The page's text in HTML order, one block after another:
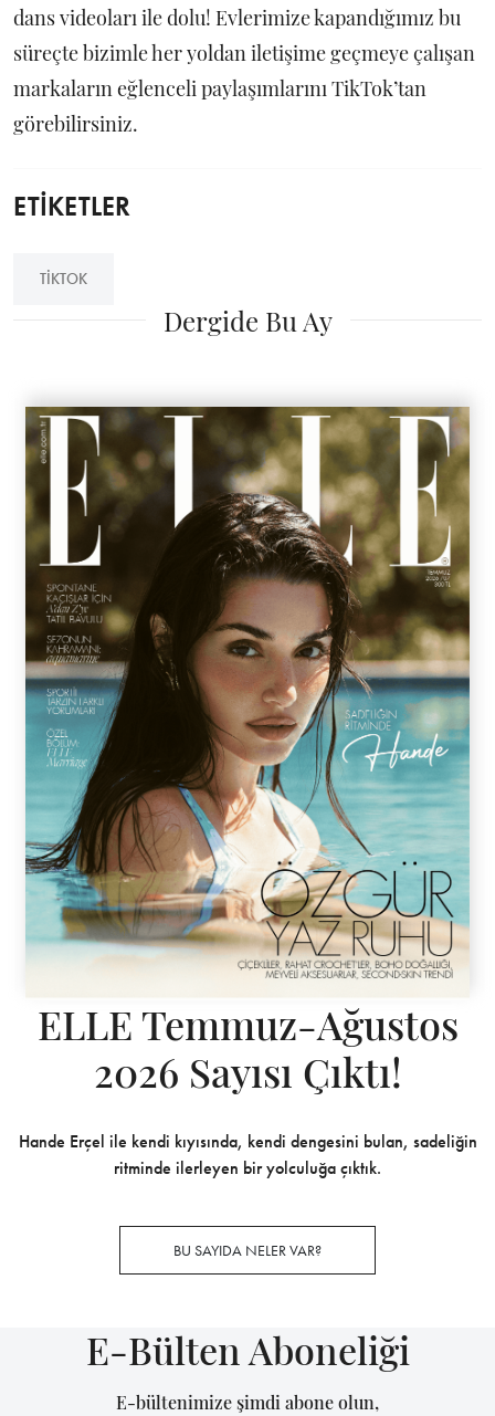
dans videoları ile dolu! Evlerimize kapandığımız bu
süreçte bizimle her yoldan iletişime geçmeye çalışan
markaların eğlenceli paylaşımlarını TikTok’tan
görebilirsiniz.
ETİKETLER
TIKTOK
Dergide Bu Ay
ELLE Temmuz-Ağustos
2026 Sayısı Çıktı!
Hande Erçel ile kendi kıyısında, kendi dengesini bulan, sadeliğin
ritminde ilerleyen bir yolculuğa çıktık.
BU SAYIDA NELER VAR?
E-Bülten Aboneliği
E-bültenimize şimdi abone olun,